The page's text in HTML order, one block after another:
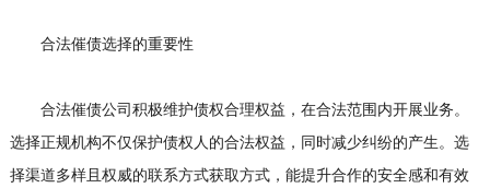
合法催债选择的重要性
合法催债公司积极维护债权合理权益，在合法范围内开展业务。
选择正规机构不仅保护债权人的合法权益，同时减少纠纷的产生。选
择渠道多样且权威的联系方式获取方式，能提升合作的安全感和有效